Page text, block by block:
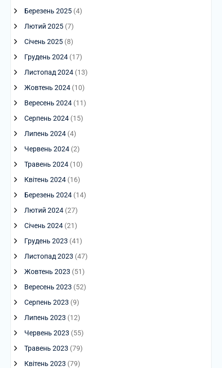
Березень 2025(4)
Лютий 2025(7)
Січень 2025(8)
Грудень 2024(17)
Листопад 2024(13)
Жовтень 2024(10)
Вересень 2024(11)
Серпень 2024(15)
Липень 2024(4)
Червень 2024(2)
Травень 2024(10)
Квітень 2024(16)
Березень 2024(14)
Лютий 2024(27)
Січень 2024(21)
Грудень 2023 (41)
Листопад 2023 (47)
Жовтень 2023 (51)
Вересень 2023 (52)
Серпень 2023 (9)
Липень 2023 (12)
Червень 2023 (55)
Травень 2023 (79)
Квітень 2023 (79)